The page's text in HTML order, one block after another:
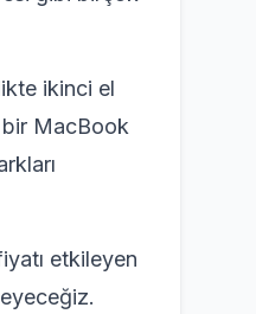
ikinci el
bir MacBook
etkileyen